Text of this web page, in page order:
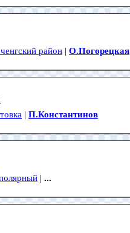
район | О.Погорецкая
| П.Константинов
| ...